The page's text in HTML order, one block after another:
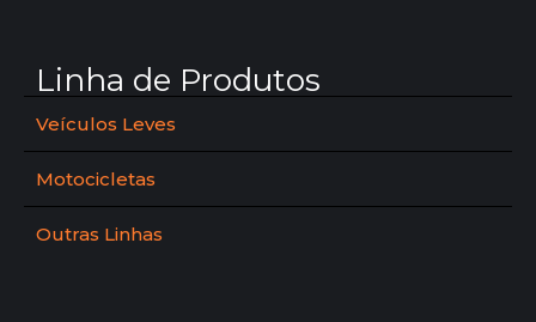
Linha de Produtos
Veículos Leves
Motocicletas
Outras Linhas